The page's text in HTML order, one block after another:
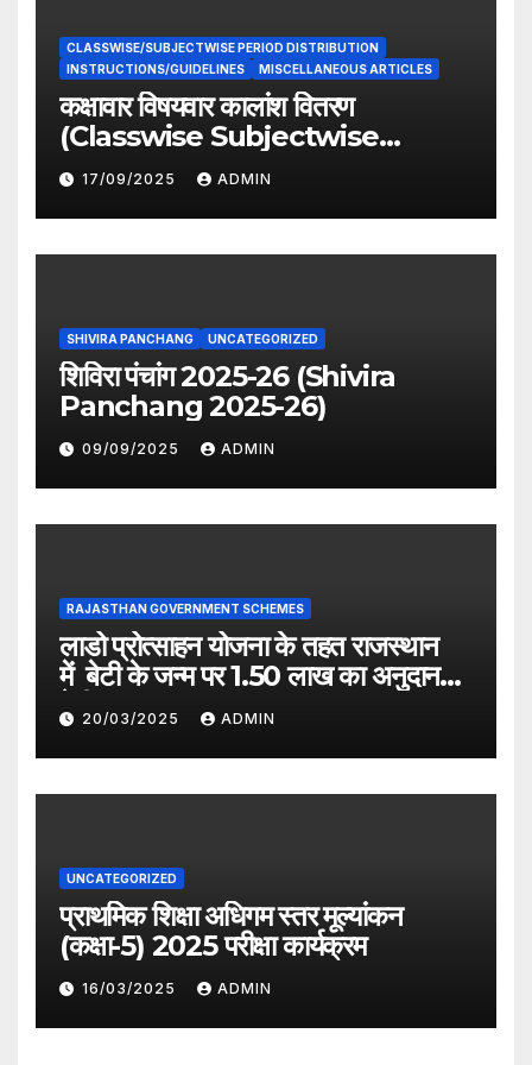
CLASSWISE/SUBJECTWISE PERIOD DISTRIBUTION
INSTRUCTIONS/GUIDELINES
MISCELLANEOUS ARTICLES
कक्षावार विषयवार कालांश वितरण
(Classwise Subjectwise
period distribution)
17/09/2025 ADMIN
SHIVIRA PANCHANG UNCATEGORIZED
शिविरा पंचांग 2025-26 (Shivira
Panchang 2025-26)
09/09/2025 ADMIN
RAJASTHAN GOVERNMENT SCHEMES
लाडो प्रोत्साहन योजना के तहत राजस्थान
में बेटी के जन्म पर 1.50 लाख का अनुदान
देगी सरकार
20/03/2025 ADMIN
UNCATEGORIZED
प्राथमिक शिक्षा अधिगम स्तर मूल्यांकन
(कक्षा-5) 2025 परीक्षा कार्यक्रम
16/03/2025 ADMIN